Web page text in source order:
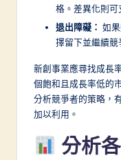
格。差異化則可
退出障礙： 如
擇留下並繼續競
新創事業應尋找成長
個飽和且成長率低的
分析競爭者的策略，
加以利用。
分析